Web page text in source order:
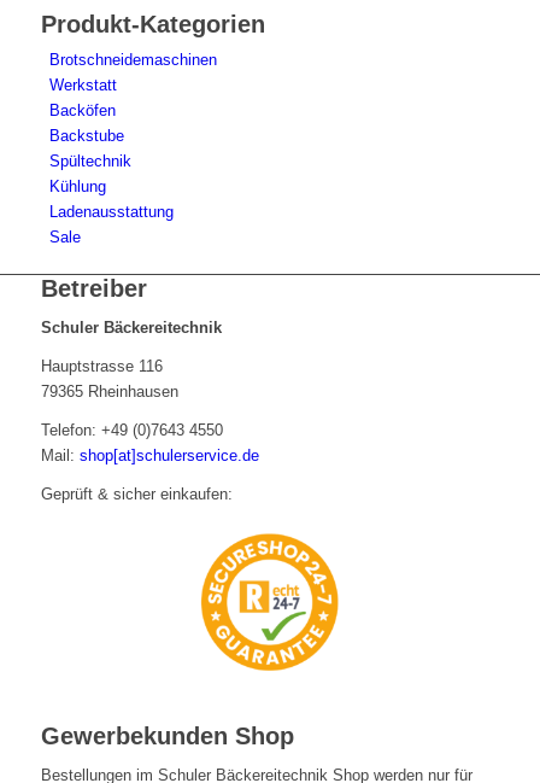
Produkt-Kategorien
Brotschneidemaschinen
Werkstatt
Backöfen
Backstube
Spültechnik
Kühlung
Ladenausstattung
Sale
Betreiber
Schuler Bäckereitechnik
Hauptstrasse 116
79365 Rheinhausen
Telefon: +49 (0)7643 4550
Mail: shop[at]schulerservice.de
Geprüft & sicher einkaufen:
Gewerbekunden Shop
Bestellungen im Schuler Bäckereitechnik Shop werden nur für